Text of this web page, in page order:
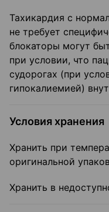
Тахикардия с
не требует
блокаторы могут
при условии, что
судорогах (при
гипокалиемией)
Условия хранения
Хранить при
оригинальной
Хранить в